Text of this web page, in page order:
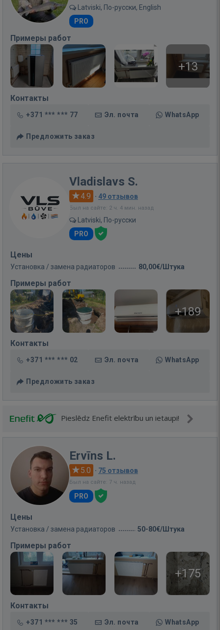
Latviski, По-русски, English
PRO
Примеры работ
+13
Контакты
+371 *** *** 77 Эл. почта WhatsApp
Предложить заказ
Vladislavs S.
4.9 · 49 отзывов
Был на сайте: 2 ч. 4 мин. назад
Latviski, По-русски
PRO
Цены
Установка / замена радиаторов 80,00€/Штука
Примеры работ
+189
Контакты
+371 *** *** 02 Эл. почта WhatsApp
Предложить заказ
Pieslēdz Enefit elektrību un ietaupi!
Ervīns L.
5.0 · 75 отзывов
Был на сайте: 7 ч. назад
PRO
Цены
Установка / замена радиаторов 50-80€/Штука
Примеры работ
+175
Контакты
+371 *** *** 35 Эл. почта WhatsApp